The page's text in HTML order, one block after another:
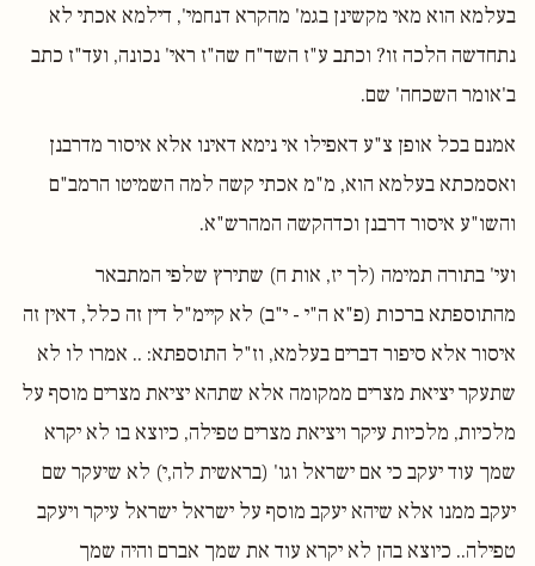
בעלמא הוא מאי מקשינן בגמ' מהקרא דנחמי', דילמא אכתי לא
נתחדשה הלכה זו? וכתב ע"ז השד"ח שה"ז ראי' נכונה, ועד"ז כתב
ב'אומר השכחה' שם.
אמנם בכל אופן צ"ע דאפילו אי נימא דאינו אלא איסור מדרבנן
ואסמכתא בעלמא הוא, מ"מ אכתי קשה למה השמיטו הרמב"ם
והשו"ע איסור דרבנן וכדהקשה המהרש"א.
ועי' בתורה תמימה (לך יז, אות ח) שתירץ שלפי המתבאר
מהתוספתא ברכות (פ"א ה"י - י"ב) לא קיימ"ל דין זה כלל, דאין זה
איסור אלא סיפור דברים בעלמא, וז"ל התוספתא: .. אמרו לו לא
שתעקר יציאת מצרים ממקומה אלא שתהא יציאת מצרים מוסף על
מלכיות, מלכיות עיקר ויציאת מצרים טפילה, כיוצא בו לא יקרא
שמך עוד יעקב כי אם ישראל וגו' (בראשית לה,י) לא שיעקר שם
יעקב ממנו אלא שיהא יעקב מוסף על ישראל ישראל עיקר ויעקב
טפילה.. כיוצא בהן לא יקרא עוד את שמך אברם והיה שמך